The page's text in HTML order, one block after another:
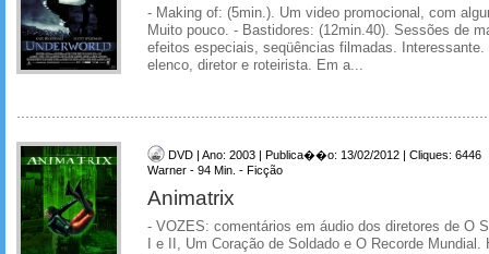
- Making of: (5min.). Um video promocional, com
Muito pouco. - Bastidores: (12min.40). Sessões de
efeitos especiais, seqüências filmadas.
elenco, diretor e roteirista. Em a...
DVD | Ano: 2003 | Publica��o: 13/02/2012 | Cliques: 6446
Warner - 94 Min. - Ficção
Animatrix
- VOZES: comentários em áudio dos diretores de O
I e II, Um Coração de Soldado e O Recorde Mundial.